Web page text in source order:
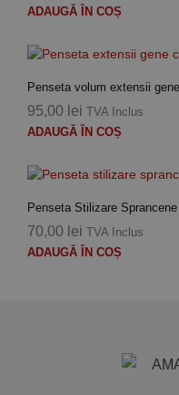
ADAUGĂ ÎN COȘ
Penseta volum extensii
95,00 lei TVA Inclus
ADAUGĂ ÎN COȘ
Penseta Stilizare
70,00 lei TVA Inclus
ADAUGĂ ÎN COȘ